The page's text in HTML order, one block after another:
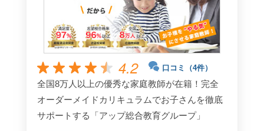
4.2 口コミ（4件）
全国8万人以上の優秀な家庭教師が在籍！完全
オーダーメイドカリキュラムでお子さんを徹底
サポートする「アップ総合教育グループ」